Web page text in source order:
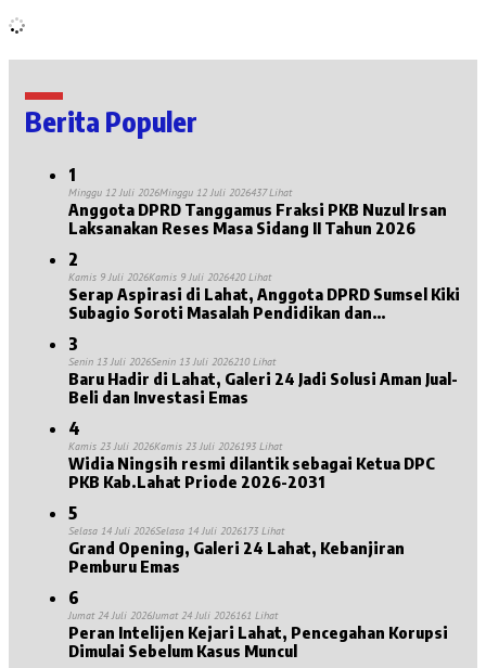
Berita Populer
1
Minggu 12 Juli 2026Minggu 12 Juli 2026437 Lihat
Anggota DPRD Tanggamus Fraksi PKB Nuzul Irsan
Laksanakan Reses Masa Sidang II Tahun 2026
2
Kamis 9 Juli 2026Kamis 9 Juli 2026420 Lihat
Serap Aspirasi di Lahat, Anggota DPRD Sumsel Kiki
Subagio Soroti Masalah Pendidikan dan
3
Senin 13 Juli 2026Senin 13 Juli 2026210 Lihat
Baru Hadir di Lahat, Galeri 24 Jadi Solusi Aman Jual-
Beli dan Investasi Emas
4
Kamis 23 Juli 2026Kamis 23 Juli 2026193 Lihat
Widia Ningsih resmi dilantik sebagai Ketua DPC
PKB Kab.Lahat Priode 2026-2031
5
Selasa 14 Juli 2026Selasa 14 Juli 2026173 Lihat
Grand Opening, Galeri 24 Lahat, Kebanjiran
Pemburu Emas
6
Jumat 24 Juli 2026Jumat 24 Juli 2026161 Lihat
Peran Intelijen Kejari Lahat, Pencegahan Korupsi
Dimulai Sebelum Kasus Muncul